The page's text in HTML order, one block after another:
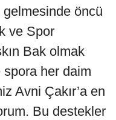
öncü
ve Spor
Bak olmak
her daim
Avni Çakır’a en
Bu destekler